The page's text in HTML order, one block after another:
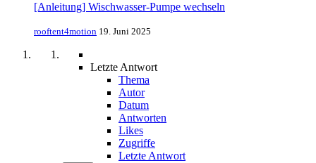
[Anleitung] Wischwasser-Pumpe wechseln
rooftent4motion 19. Juni 2025
Letzte Antwort
Thema
Autor
Datum
Antworten
Likes
Zugriffe
Letzte Antwort